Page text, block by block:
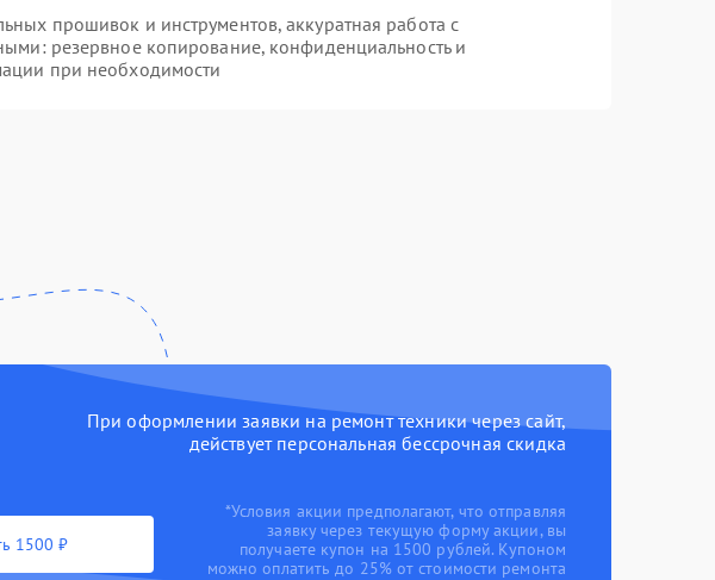
прошивок и инструментов, аккуратная работа с
резервное копирование, конфиденциальность и
при необходимости
При оформлении заявки на ремонт техники через сайт,
действует персональная бессрочная скидка
1500 ₽
*Условия акции предполагают, что отправляя
заявку через текущую форму акции, вы
получаете купон на 1500 рублей. Купоном
можно оплатить до 25% от стоимости ремонта